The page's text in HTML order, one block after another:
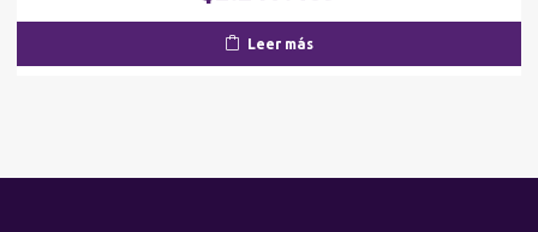
original
$2.771.760.
Leer más